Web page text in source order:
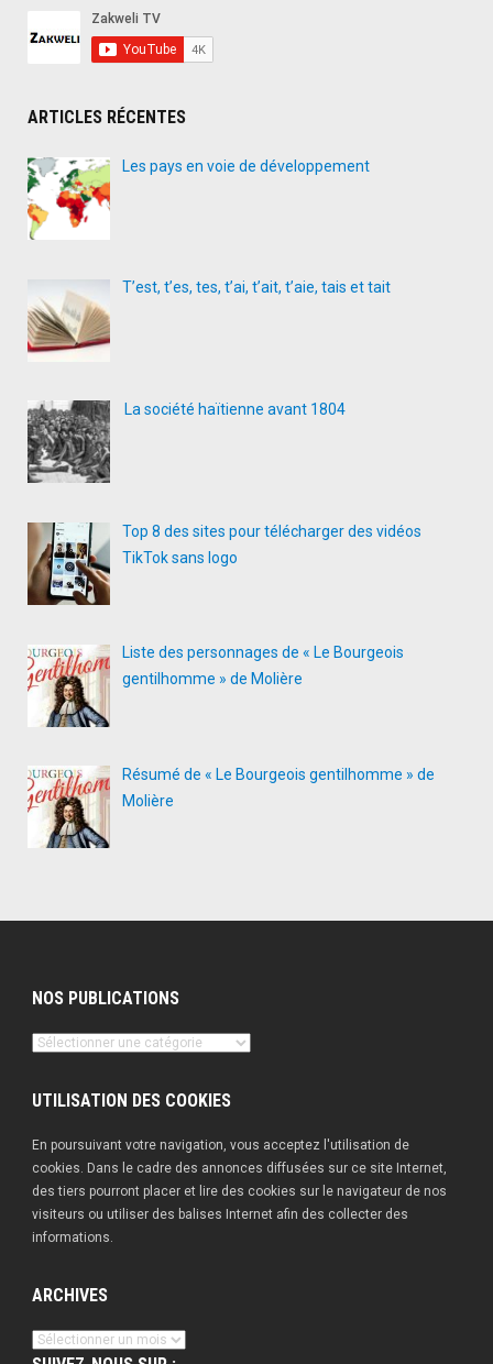
ARTICLES RÉCENTES
Les pays en voie de développement
T’est, t’es, tes, t’ai, t’ait, t’aie, tais et tait
La société haïtienne avant 1804
Top 8 des sites pour télécharger des vidéos
TikTok sans logo
Liste des personnages de « Le Bourgeois
gentilhomme » de Molière
Résumé de « Le Bourgeois gentilhomme » de
Molière
NOS PUBLICATIONS
Nos
UTILISATION DES COOKIES
En poursuivant votre navigation, vous acceptez l'utilisation de
cookies. Dans le cadre des annonces diffusées sur ce site Internet,
des tiers pourront placer et lire des cookies sur le navigateur de nos
visiteurs ou utiliser des balises Internet afin des collecter des
informations.
ARCHIVES
Archives